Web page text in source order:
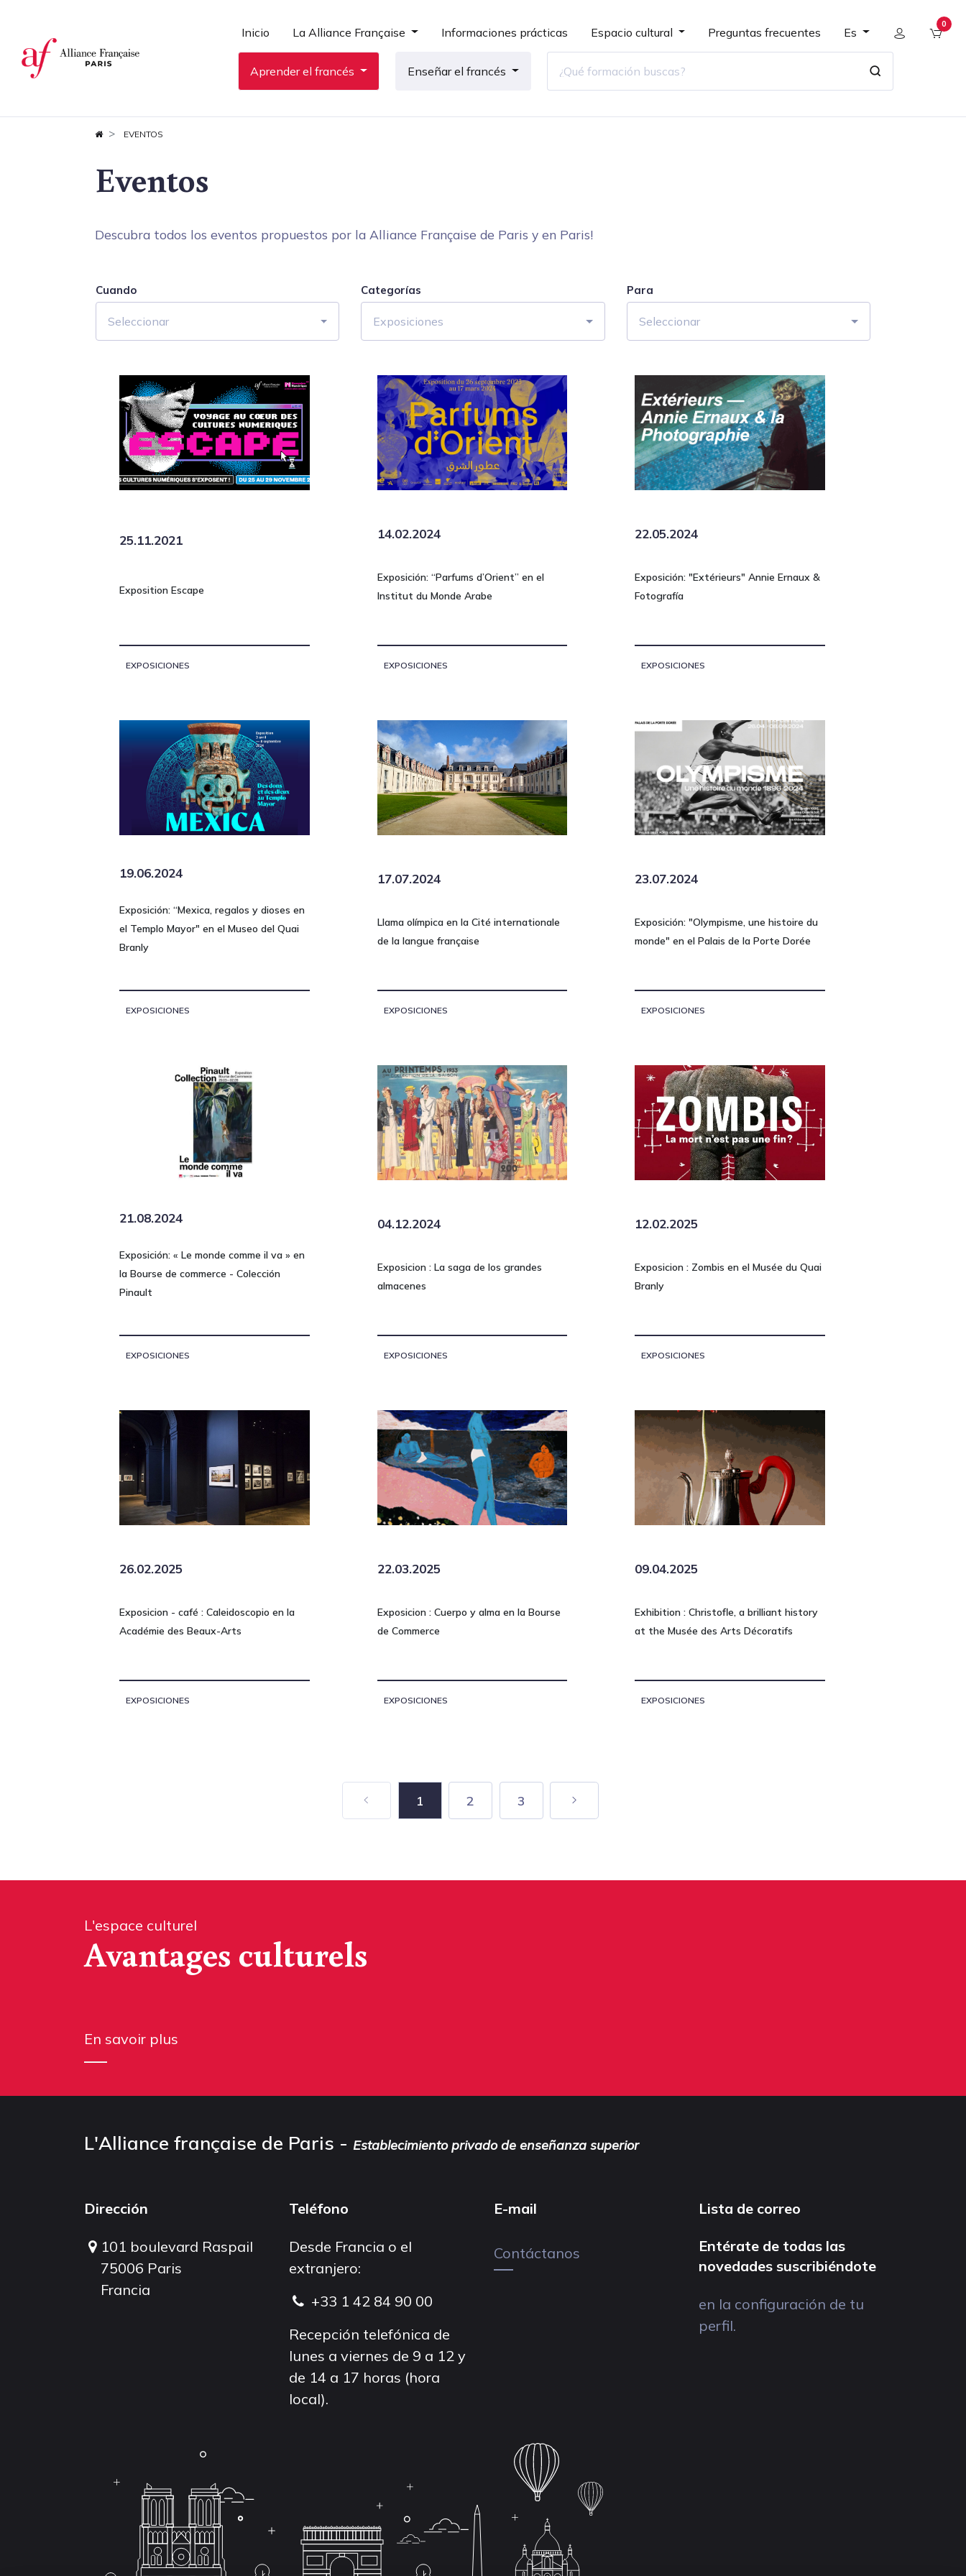
Inicio La Alliance Française Informaciones prácticas Espacio cultural Preguntas frecuentes Es
0
Aprender el francés Enseñar el francés
EVENTOS
Eventos
Descubra todos los eventos propuestos por la Alliance Française de Paris y en Paris!
Cuando
Seleccionar
Categorías
Exposiciones
Para
Seleccionar
25.11.2021
Exposition Escape
EXPOSICIONES
14.02.2024
Exposición: “Parfums d’Orient” en el
Institut du Monde Arabe
EXPOSICIONES
22.05.2024
Exposición: "Extérieurs" Annie Ernaux &
Fotografía
EXPOSICIONES
19.06.2024
Exposición: “Mexica, regalos y dioses en
el Templo Mayor" en el Museo del Quai
Branly
EXPOSICIONES
17.07.2024
Llama olímpica en la Cité internationale
de la langue française
EXPOSICIONES
23.07.2024
Exposición: "Olympisme, une histoire du
monde" en el Palais de la Porte Dorée
EXPOSICIONES
21.08.2024
Exposición: « Le monde comme il va » en
la Bourse de commerce - Colección
Pinault
EXPOSICIONES
04.12.2024
Exposicion : La saga de los grandes
almacenes
EXPOSICIONES
12.02.2025
Exposicion : Zombis en el Musée du Quai
Branly
EXPOSICIONES
26.02.2025
Exposicion - café : Caleidoscopio en la
Académie des Beaux-Arts
EXPOSICIONES
22.03.2025
Exposicion : Cuerpo y alma en la Bourse
de Commerce
EXPOSICIONES
09.04.2025
Exhibition : Christofle, a brilliant history
at the Musée des Arts Décoratifs
EXPOSICIONES
1 2 3
L'espace culturel
Avantages culturels
En savoir plus
L'Alliance française de Paris - Establecimiento privado de enseñanza superior
Dirección
101 boulevard Raspail
75006 Paris
Francia
Teléfono
Desde Francia o el
extranjero:
+33 1 42 84 90 00
Recepción telefónica de
lunes a viernes de 9 a 12 y
de 14 a 17 horas (hora
local).
E-mail
Contáctanos
Lista de correo
Entérate de todas las
novedades suscribiéndote
en la configuración de tu
perfil.